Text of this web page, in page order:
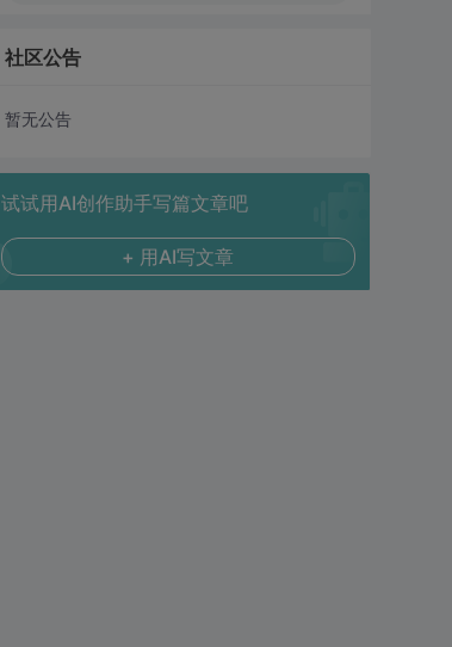
社区公告
暂无公告
试试用AI创作助手写篇文章吧
+ 用AI写文章